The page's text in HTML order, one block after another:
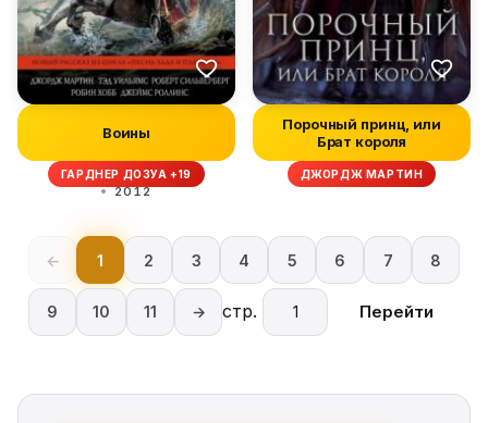
Воины
ГАРДНЕР ДОЗУА +19
2012
Порочный принц, или
Брат короля
ДЖОРДЖ МАРТИН
← 1 2 3 4 5 6 7 8
9 10 11 → стр. Перейти